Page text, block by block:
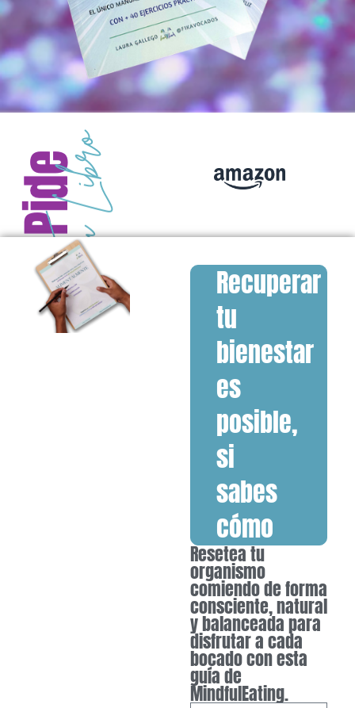
Recuperar
tu
bienestar
es
posible,
si
sabes
cómo
Resetea tu
organismo
comiendo de forma
consciente, natural
y balanceada para
disfrutar a cada
bocado con esta
guía de
MindfulEating.